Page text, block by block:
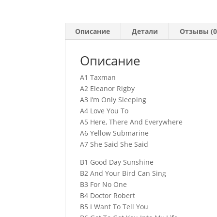
Описание Детали Отзывы
Описание
A1 Taxman
A2 Eleanor Rigby
A3 I’m Only Sleeping
A4 Love You To
A5 Here, There And Everywhere
A6 Yellow Submarine
A7 She Said She Said
B1 Good Day Sunshine
B2 And Your Bird Can Sing
B3 For No One
B4 Doctor Robert
B5 I Want To Tell You